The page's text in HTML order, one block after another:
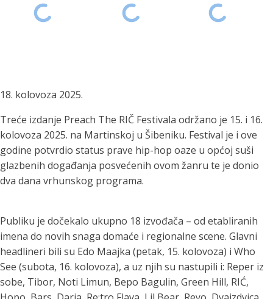
18. kolovoza 2025.
Treće izdanje Preach The RIČ Festivala održano je 15. i 16.
kolovoza 2025. na Martinskoj u Šibeniku. Festival je i ove
godine potvrdio status prave hip-hop oaze u općoj suši
glazbenih događanja posvećenih ovom žanru te je donio
dva dana vrhunskog programa.
Publiku je dočekalo ukupno 18 izvođača – od etabliranih
imena do novih snaga domaće i regionalne scene. Glavni
headlineri bili su Edo Maajka (petak, 15. kolovoza) i Who
See (subota, 16. kolovoza), a uz njih su nastupili i: Reper iz
sobe, Tibor, Noti Limun, Bepo Bagulin, Green Hill, RIĆ,